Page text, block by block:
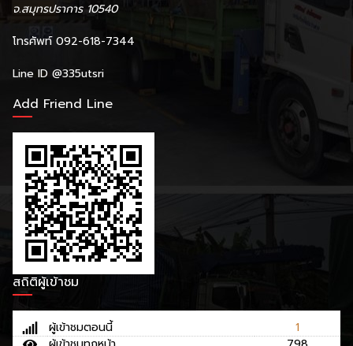
จ.สมุทรปราการ 10540
โทรศัพท์ 092-618-7344
Line ID @335utsri
Add Friend Line
สถิติผู้เข้าชม
ผู้เข้าชมตอนนี้
1